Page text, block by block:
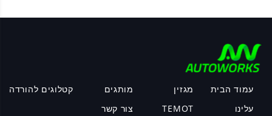
עמוד הבית
עלינו
מגזין
TEMOT
מותגים
צור קשר
קטלוגים להורדה